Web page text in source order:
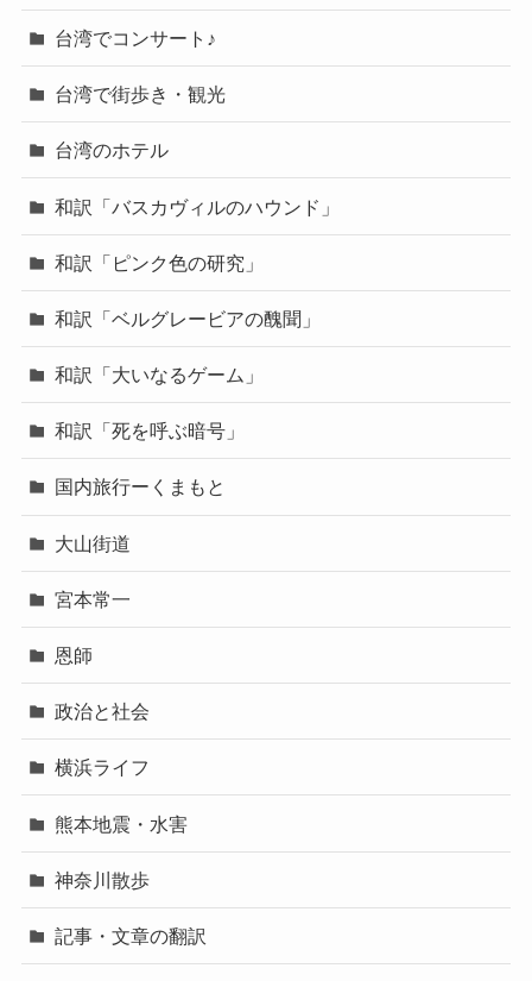
台湾でコンサート♪
台湾で街歩き・観光
台湾のホテル
和訳「バスカヴィルのハウンド」
和訳「ピンク色の研究」
和訳「ベルグレービアの醜聞」
和訳「大いなるゲーム」
和訳「死を呼ぶ暗号」
国内旅行ーくまもと
大山街道
宮本常一
恩師
政治と社会
横浜ライフ
熊本地震・水害
神奈川散歩
記事・文章の翻訳